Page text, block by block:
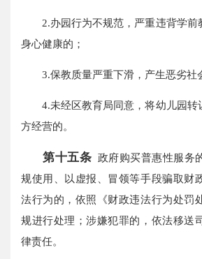
2.办园行为不规范，严重违背学前
身心健康的；
3.保教质量严重下滑，产生恶劣社
4.未经区教育局同意，将幼儿园转
方经营的。
第十五条 政府购买普惠性服务
规使用、以虚报、冒领等手段骗取财
法行为的，依照《财政违法行为处罚
规进行处理；涉嫌犯罪的，依法移送
律责任。